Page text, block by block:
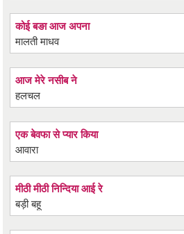
कोई बङा आज अपना
मालती माधव
आज मेरे नसीब ने
हलचल
एक बेवफा से प्यार किया
आवारा
मीठी मीठी निन्दिया आई रे
बड़ी बहू